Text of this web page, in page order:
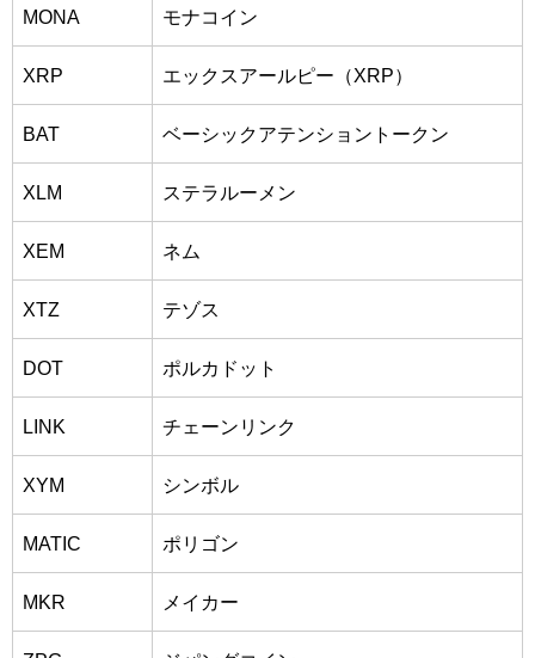
MONA モナコイン
XRP エックスアールピー（XRP）
BAT ベーシックアテンショントークン
XLM ステラルーメン
XEM ネム
XTZ テゾス
DOT ポルカドット
LINK チェーンリンク
XYM シンボル
MATIC ポリゴン
MKR メイカー